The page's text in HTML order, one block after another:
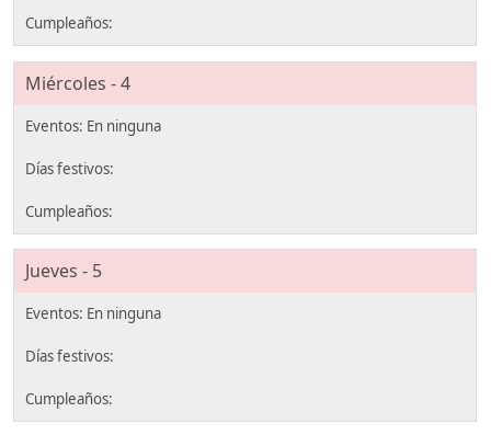
Miércoles - 4
Jueves - 5